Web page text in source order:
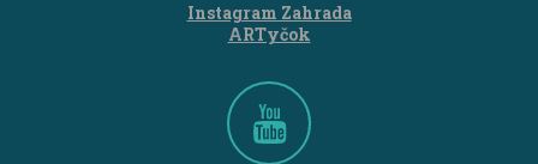
Instagram Zahrada
ARTyčok